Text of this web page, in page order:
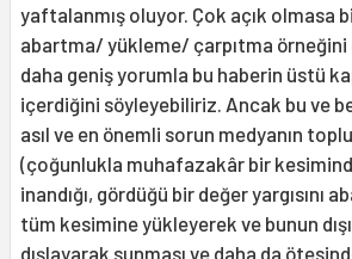
yaftalanmış oluyor. Çok açık olmasa
abartma/ yükleme/ çarpıtma
daha geniş yorumla bu haberin üstü
içerdiğini söyleyebiliriz. Ancak bu ve
asıl ve en önemli sorun medyanın
(çoğunlukla muhafazakâr bir
inandığı, gördüğü bir değer yargısını
tüm kesimine yükleyerek ve bunun
dışlayarak sunması ve daha da